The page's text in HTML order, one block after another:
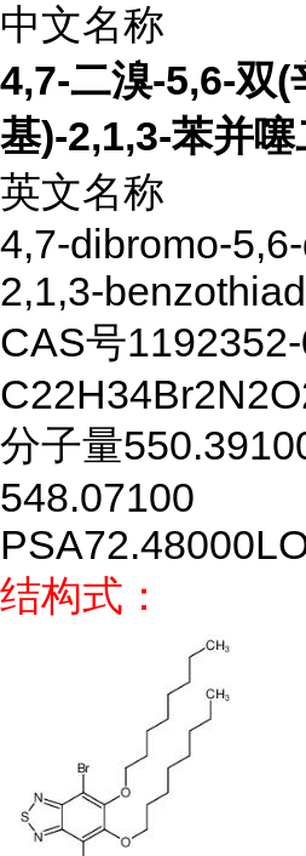
中文名称
4,7-二溴-5,6-双(
基)-2,1,3-苯并噻
英文名称
4,7-dibromo-
2,1,3-
CAS号
分子量
548.07100
PSA72.48000
结构式：